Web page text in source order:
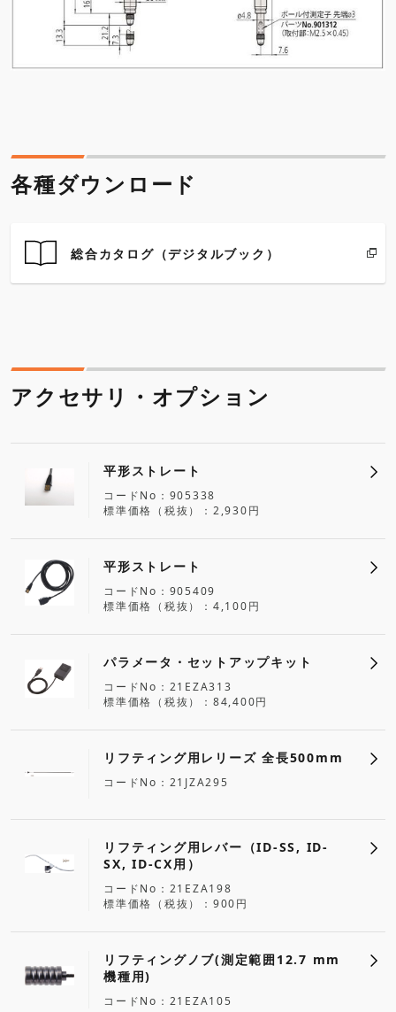
各種ダウンロード
総合カタログ（デジタルブック）
アクセサリ・オプション
平形ストレート
コードNo
905338
標準価格（税抜）
2,930円
平形ストレート
コードNo
905409
標準価格（税抜）
4,100円
パラメータ・セットアップキット
コードNo
21EZA313
標準価格（税抜）
84,400円
リフティング用レリーズ 全長500mm
コードNo 21JZA295
リフティング用レバー（ID-SS, ID-
SX, ID-CX用）
コードNo
21EZA198
標準価格（税抜）
900円
リフティングノブ(測定範囲12.7 mm
機種用)
コードNo 21EZA105